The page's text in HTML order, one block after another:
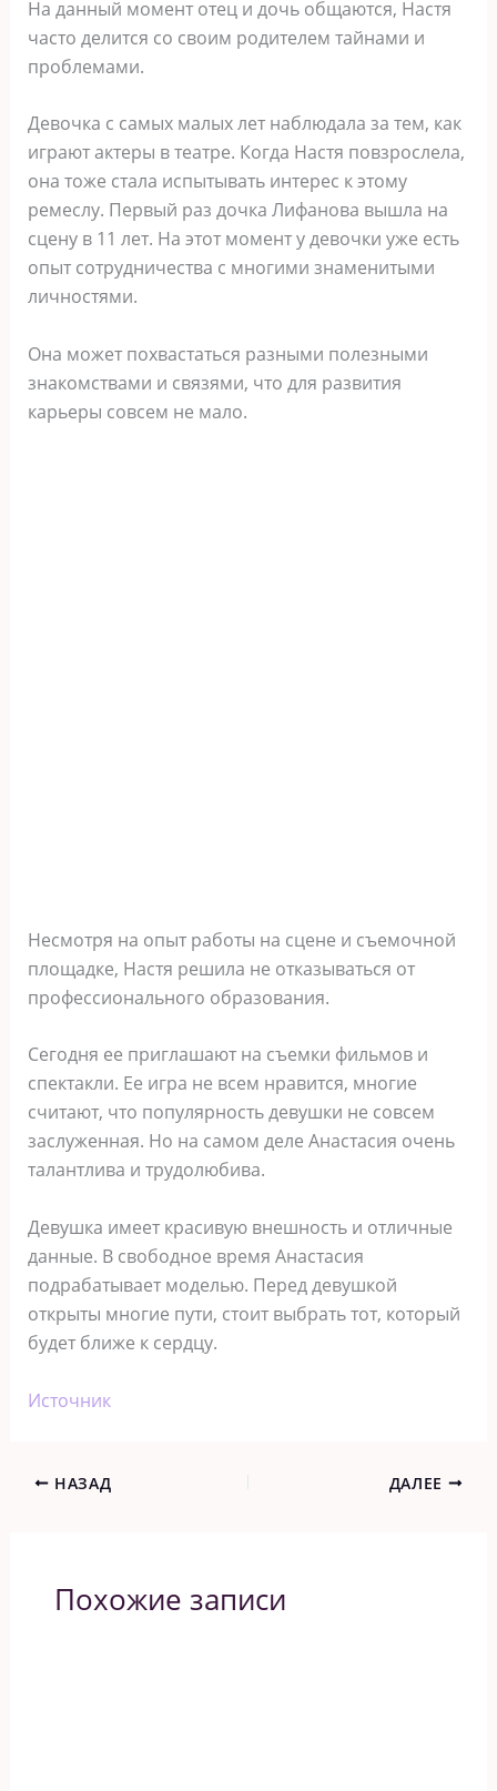
На данный момент отец и дочь общаются, Настя
часто делится со своим родителем тайнами и
проблемами.
Девочка с самых малых лет наблюдала за тем, как
играют актеры в театре. Когда Настя повзрослела,
она тоже стала испытывать интерес к этому
ремеслу. Первый раз дочка Лифанова вышла на
сцену в 11 лет. На этот момент у девочки уже есть
опыт сотрудничества с многими знаменитыми
личностями.
Она может похвастаться разными полезными
знакомствами и связями, что для развития
карьеры совсем не мало.
Несмотря на опыт работы на сцене и съемочной
площадке, Настя решила не отказываться от
профессионального образования.
Сегодня ее приглашают на съемки фильмов и
спектакли. Ее игра не всем нравится, многие
считают, что популярность девушки не совсем
заслуженная. Но на самом деле Анастасия очень
талантлива и трудолюбива.
Девушка имеет красивую внешность и отличные
данные. В свободное время Анастасия
подрабатывает моделью. Перед девушкой
открыты многие пути, стоит выбрать тот, который
будет ближе к сердцу.
Источник
НАЗАД ДАЛЕЕ
Похожие записи